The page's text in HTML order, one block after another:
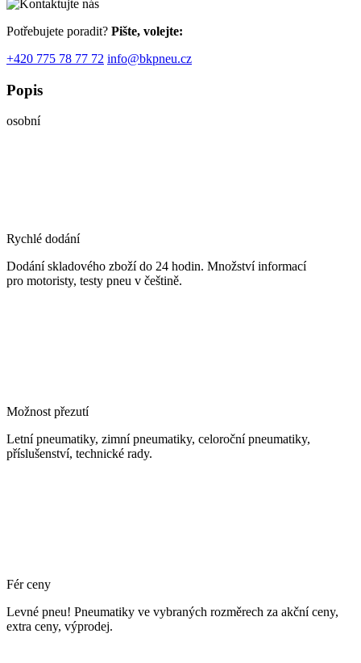
Potřebujete poradit? Pište, volejte:
+420 775 78 77 72 info@bkpneu.cz
Popis
osobní
Rychlé dodání
Dodání skladového zboží do 24 hodin. Množství informací
pro motoristy, testy pneu v češtině.
Možnost přezutí
Letní pneumatiky, zimní pneumatiky, celoroční pneumatiky,
příslušenství, technické rady.
Fér ceny
Levné pneu! Pneumatiky ve vybraných rozměrech za akční ceny,
extra ceny, výprodej.